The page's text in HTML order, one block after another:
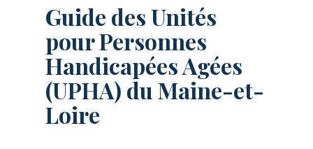
Guide des Unités
pour Personnes
Handicapées Agées
(UPHA) du Maine-et-
Loire